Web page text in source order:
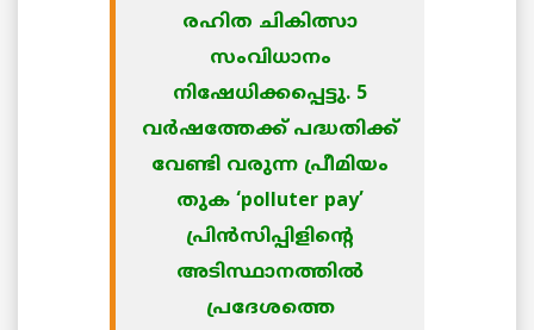
രഹിത ചികിത്സാ
സംവിധാനം
നിഷേധിക്കപ്പെട്ടു. 5
വര്‍ഷത്തേക്ക് പദ്ധതിക്ക്
വേണ്ടി വരുന്ന പ്രീമിയം
തുക ‘polluter pay’
പ്രിന്‍സിപ്പിളിന്റെ
അടിസ്ഥാനത്തില്‍
പ്രദേശത്തെ